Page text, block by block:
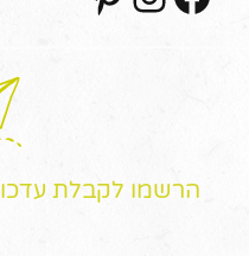
הרשמו לקבלת